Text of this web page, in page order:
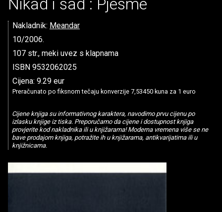
Nikad i sad : Pjesme
Nakladnik: Meandar
10/2006.
107 str., meki uvez s klapnama
ISBN 9532062025
Cijena: 9.29 eur
Preračunato po fiksnom tečaju konverzije 7,53450 kuna za 1 euro
Cijene knjiga su informativnog karaktera, navodimo prvu cijenu po
izlasku knjige iz tiska. Preporučamo da cijene i dostupnost knjiga
provjerite kod nakladnika ili u knjižarama! Moderna vremena više se ne
bave prodajom knjiga, potražite ih u knjižarama, antikvarijatima ili u
knjižnicama.